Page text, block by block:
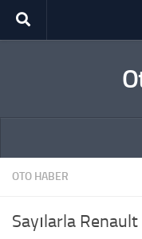
Skip to content
OTO HABER
Sayılarla Renault